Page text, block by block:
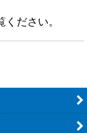
ください。